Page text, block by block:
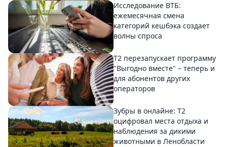
Исследование ВТБ:
ежемесячная смена
категорий кешбэка создает
волны спроса
Т2 перезапускает программу
"Выгодно вместе" – теперь и
для абонентов других
операторов
Зубры в онлайне: Т2
оцифровал места отдыха и
наблюдения за дикими
животными в Ленобласти